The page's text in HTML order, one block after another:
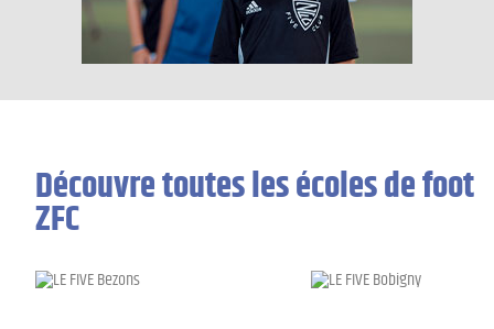
Découvre toutes les écoles de foot
ZFC